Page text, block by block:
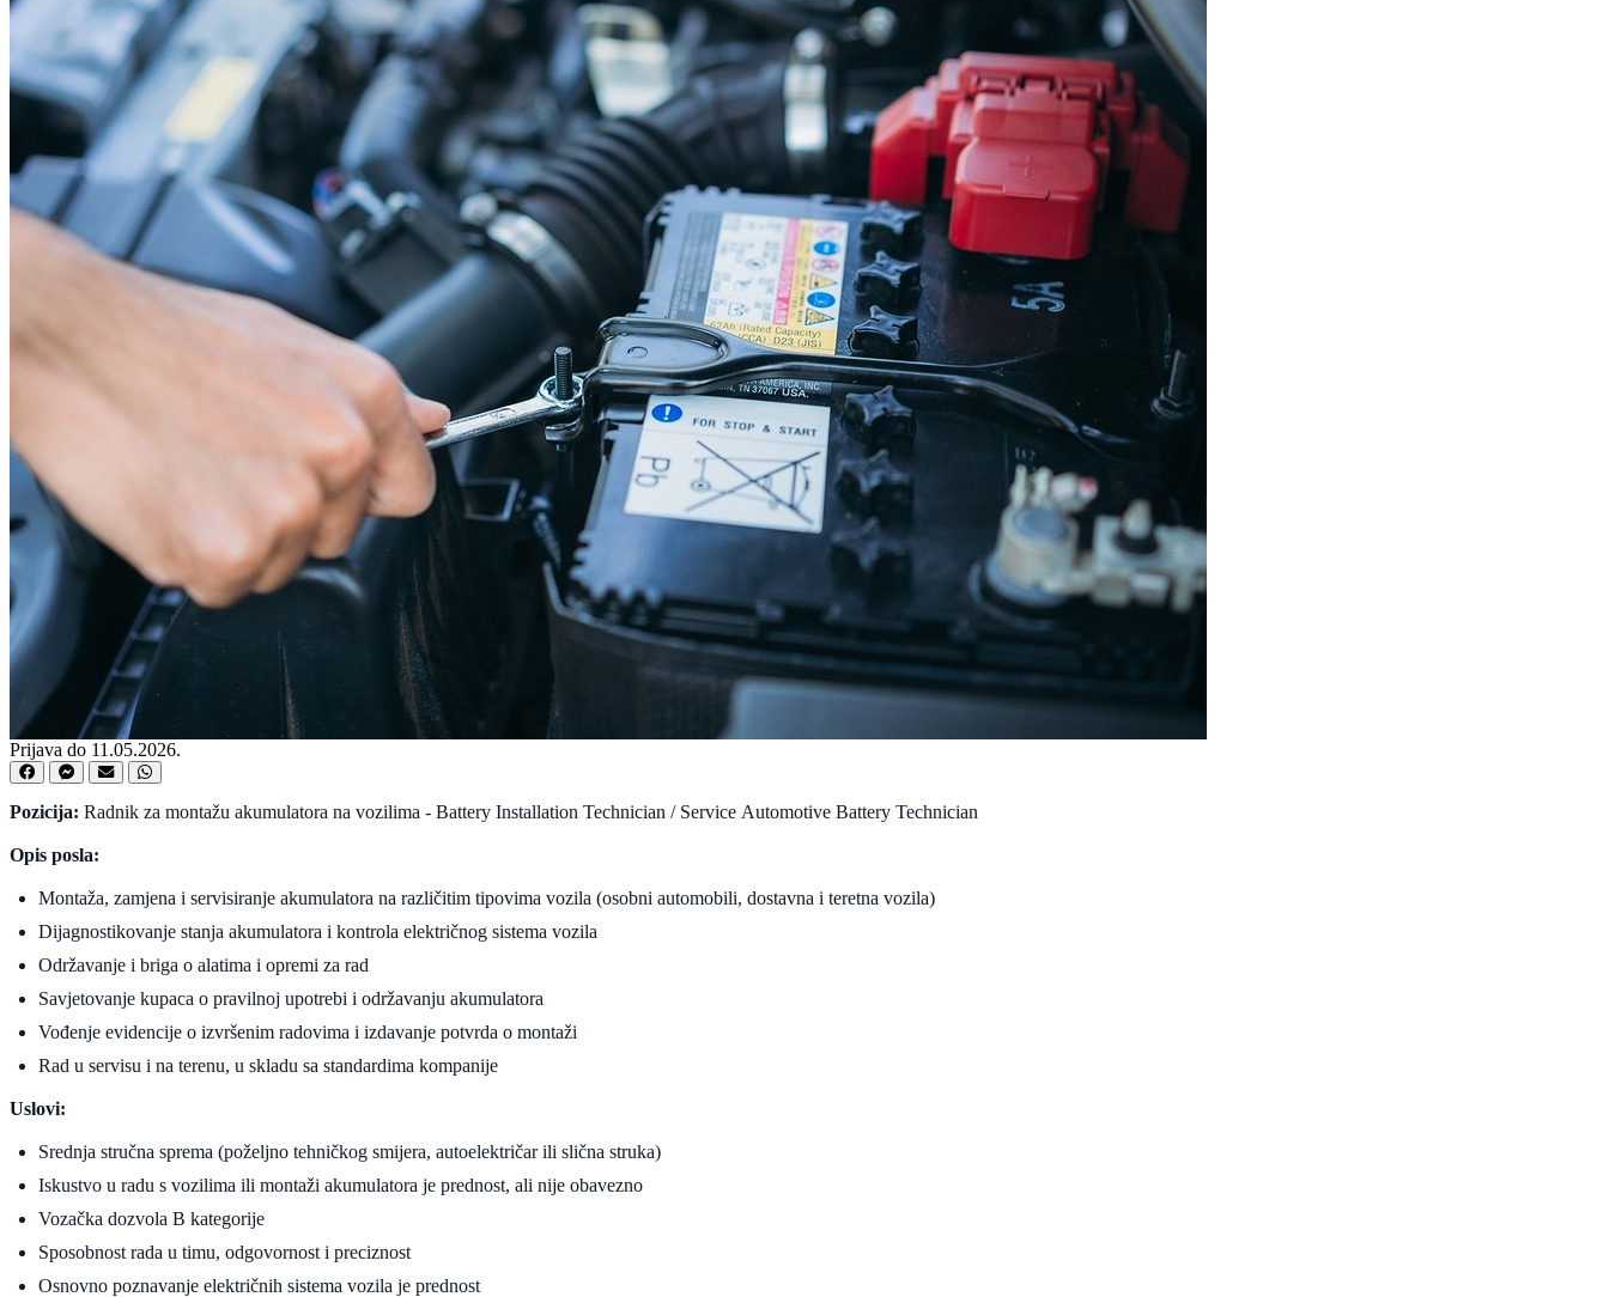
Prijava do 11.05.2026.
Pozicija: Radnik za montažu akumulatora na vozilima - Battery Installation Technician / Service Automotive Battery Technician
Opis posla:
Montaža, zamjena i servisiranje akumulatora na različitim tipovima vozila (osobni automobili, dostavna i teretna vozila)
Dijagnostikovanje stanja akumulatora i kontrola električnog sistema vozila
Održavanje i briga o alatima i opremi za rad
Savjetovanje kupaca o pravilnoj upotrebi i održavanju akumulatora
Vođenje evidencije o izvršenim radovima i izdavanje potvrda o montaži
Rad u servisu i na terenu, u skladu sa standardima kompanije
Uslovi:
Srednja stručna sprema (poželjno tehničkog smijera, autoelektričar ili slična struka)
Iskustvo u radu s vozilima ili montaži akumulatora je prednost, ali nije obavezno
Vozačka dozvola B kategorije
Sposobnost rada u timu, odgovornost i preciznost
Osnovno poznavanje električnih sistema vozila je prednost